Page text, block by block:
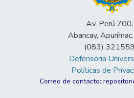
Av. Perú 700,
Abancay,
(083) 321559
Defensoria
Políticas de
Correo de contacto: